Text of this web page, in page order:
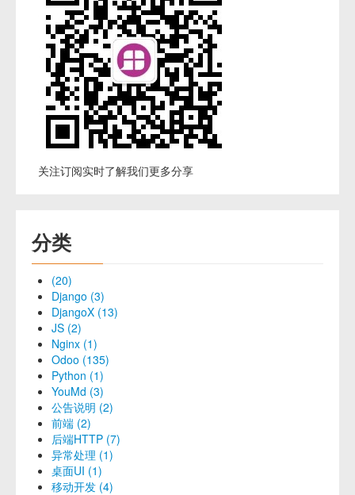
关注订阅实时了解我们更多分享
分类
(20)
Django (3)
DjangoX (13)
JS (2)
Nginx (1)
Odoo (135)
Python (1)
YouMd (3)
公告说明 (2)
前端 (2)
后端HTTP (7)
异常处理 (1)
桌面UI (1)
移动开发 (4)